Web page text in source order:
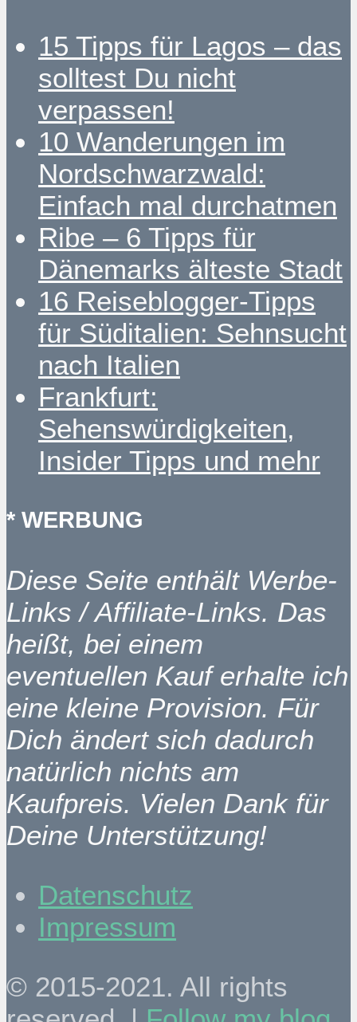
15 Tipps für Lagos – das
solltest Du nicht
verpassen!
10 Wanderungen im
Nordschwarzwald:
Einfach mal durchatmen
Ribe – 6 Tipps für
Dänemarks älteste Stadt
16 Reiseblogger-Tipps
für Süditalien: Sehnsucht
nach Italien
Frankfurt:
Sehenswürdigkeiten,
Insider Tipps und mehr
* WERBUNG
Diese Seite enthält Werbe-
Links / Affiliate-Links. Das
heißt, bei einem
eventuellen Kauf erhalte ich
eine kleine Provision. Für
Dich ändert sich dadurch
natürlich nichts am
Kaufpreis. Vielen Dank für
Deine Unterstützung!
Datenschutz
Impressum
© 2015-2021. All rights